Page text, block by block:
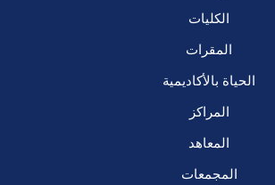
الكليات
المقرات
الحياة بالأكاديمية
المراكز
المعاهد
المجمعات